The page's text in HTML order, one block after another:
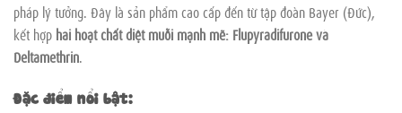
pháp lý tưởng. Đây là sản phẩm cao cấp đến từ tập đoàn Bayer (Đức),
kết hợp hai hoạt chất diệt muỗi mạnh mẽ: Flupyradifurone và
Deltamethrin.
Đặc điểm nổi bật: